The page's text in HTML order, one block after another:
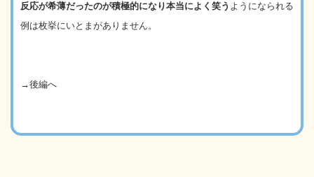
反応が希薄だったのが積極的になり本当によく笑う ようになられる
例は枚挙にいとまがありません。
→後編へ